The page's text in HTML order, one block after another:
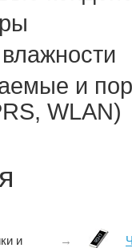
и
WLAN)
и
→